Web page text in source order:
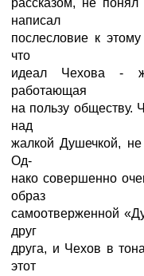
рассказом, не
написал
послесловие к
что
идеал Чехова -
работающая
на пользу обществу.
над
жалкой Душечкой, не
Од-
нако совершенно
образ
самоотверженной
друг
друга, и Чехов в
этот